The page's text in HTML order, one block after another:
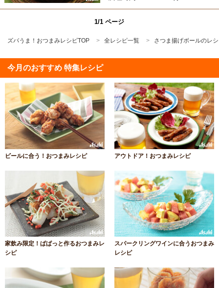
1/1 ページ
ズバうま！おつまみレシピTOP 全レシピ一覧 さつま揚げボールのレ
今月のおすすめ 特集レシピ
ビールに合う！おつまみレシピ アウトドア！おつまみレシピ
家飲み限定！ぱぱっと作るおつまみレ
シピ
スパークリングワインに合うおつまみ
レシピ